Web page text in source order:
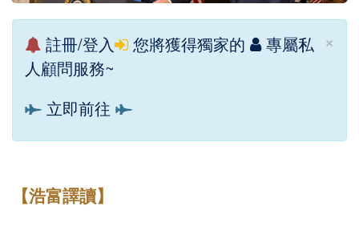
×
註冊/登入 您將獲得獨家的
專屬私
人顧問服務~
立即前往
【浩富譯讀】